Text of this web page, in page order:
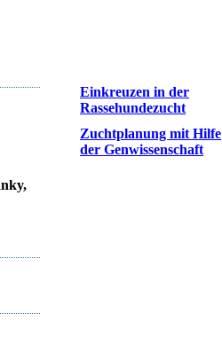
Einkreuzen in der
Rassehundezucht
Zuchtplanung mit Hilfe
der Genwissenschaft